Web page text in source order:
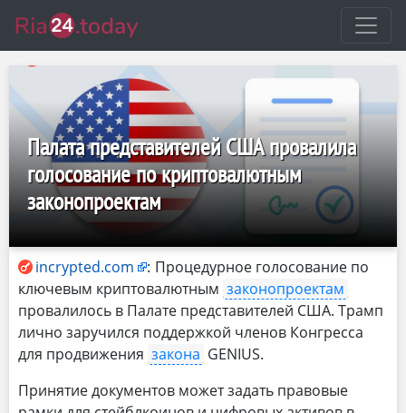
Палата представителей США провалила
голосование по криптовалютным
законопроектам
incrypted.com : Процедурное голосование по
ключевым криптовалютным законопроектам
провалилось в Палате представителей США. Трамп
лично заручился поддержкой членов Конгресса
для продвижения закона GENIUS.
Принятие документов может задать правовые